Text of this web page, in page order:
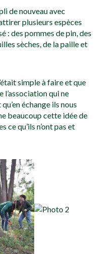
de nouveau avec
plusieurs espèces
: des pommes de pin, des
sèches, de la paille et
simple à faire et que
l’association qui ne
échange ils nous
beaucoup cette idée de
ce qu’ils n’ont pas et